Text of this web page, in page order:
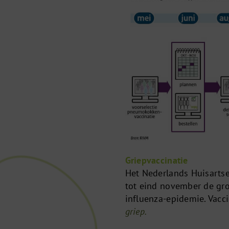
Griepvaccinatie
Het Nederlands
tot eind november de
influenza-epidemie.
griep.